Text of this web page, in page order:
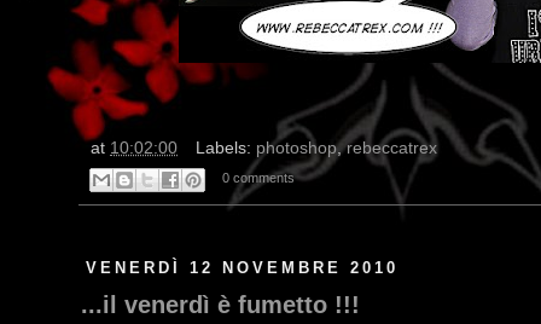
at 10:02:00 Labels: photoshop,rebeccatrex
0 comments
VENERDÌ 12 NOVEMBRE 2010
...il venerdì è fumetto !!!